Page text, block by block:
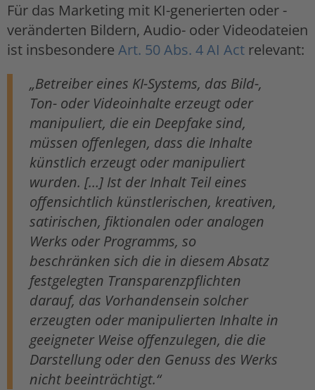
Für das Marketing mit KI-generierten oder -
veränderten Bildern, Audio- oder Videodateien
ist insbesondere Art. 50 Abs. 4 AI Act relevant:
„Betreiber eines KI-Systems, das Bild-,
Ton- oder Videoinhalte erzeugt oder
manipuliert, die ein Deepfake sind,
müssen offenlegen, dass die Inhalte
künstlich erzeugt oder manipuliert
wurden. […] Ist der Inhalt Teil eines
offensichtlich künstlerischen, kreativen,
satirischen, fiktionalen oder analogen
Werks oder Programms, so
beschränken sich die in diesem Absatz
festgelegten Transparenzpflichten
darauf, das Vorhandensein solcher
erzeugten oder manipulierten Inhalte in
geeigneter Weise offenzulegen, die die
Darstellung oder den Genuss des Werks
nicht beeinträchtigt.“